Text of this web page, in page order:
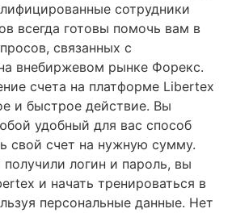
сотрудники
всегда готовы помочь вам в
связанных с
внебиржевом рынке Форекс.
счета на платформе Libertex
и быстрое действие. Вы
удобный для вас способ
свой счет на нужную сумму.
логин и пароль, вы
и начать тренироваться в
персональные данные. Нет